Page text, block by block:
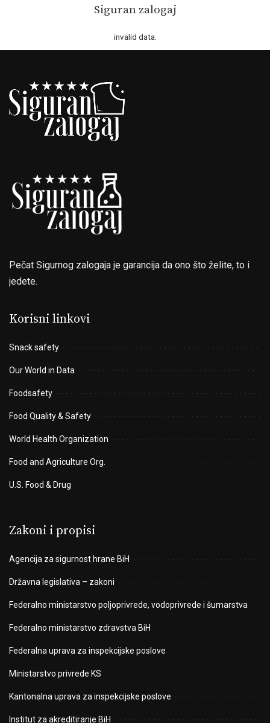
Siguran zalogaj
invalid data.
Pečat Sigurnog zalogaja je garancija da ono što želite, to i
jedete.
Korisni linkovi
Snack safety
Our World in Data
Foodsafety
Food Quality & Safety
World Health Organization
Food and Agriculture Org.
U.S. Food & Drug
Zakoni i propisi
Agencija za sigurnost hrane BiH
Državna legislativa – zakoni
Federalno ministarstvo poljoprivrede, vodoprivrede i šumarstva
Federalno ministarstvo zdravstva BiH
Federalna uprava za inspekcijske poslove
Ministarstvo privrede KS
Kantonalna uprava za inspekcijske poslove
Institut za akreditiranje BiH